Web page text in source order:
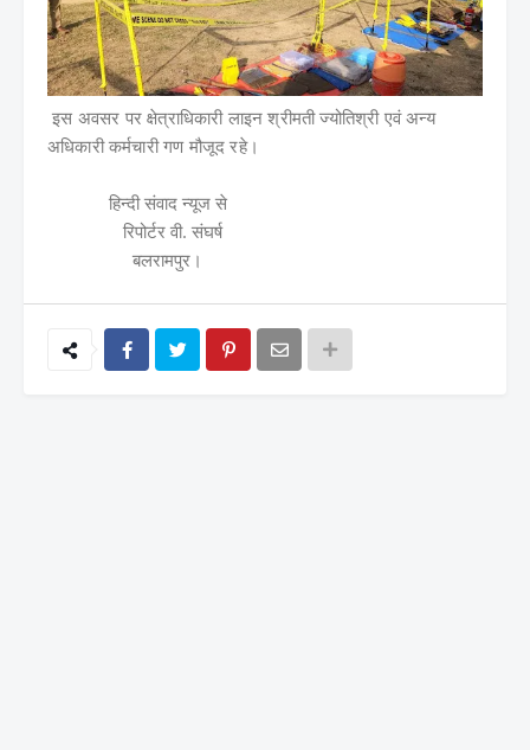
इस अवसर पर क्षेत्राधिकारी लाइन श्रीमती ज्योतिश्री एवं अन्य
अधिकारी कर्मचारी गण मौजूद रहे।
हिन्दी संवाद न्यूज से
रिपोर्टर वी. संघर्ष
बलरामपुर।